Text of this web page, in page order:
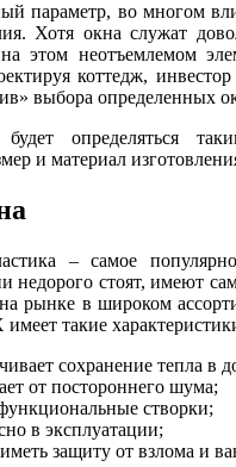
параметр, во многом
Хотя окна служат
этом неотъемлемом
коттедж, инвестор
выбора определенных
определяться
и материал
– самое
недорого стоят, имеют
рынке в широком
такие
сохранение тепла в
от постороннего шума;
створки;
в эксплуатации;
защиту от взлома и